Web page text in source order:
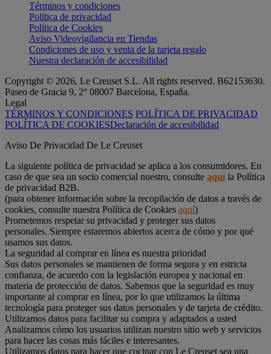
Términos y condiciones
Política de privacidad
Política de Cookies
Aviso Videovigilancia en Tiendas
Condiciones de uso y venta de la tarjeta regalo
Nuestra declaración de accesibilidad
Copyright © 2026, Le Creuset S.L. All rights reserved. B62153630.
Paseo de Gracia 9, 2° 08007 Barcelona, España.
Legal
TÉRMINOS Y CONDICIONES POLÍTICA DE PRIVACIDAD
POLÍTICA DE COOKIESDeclaración de accesibilidad
Aviso De Privacidad De Le Creuset
La siguiente política de privacidad se aplica a los consumidores. En
caso de que sea un socio comercial nuestro, consulte aquíla Política
de privacidad B2B.
(para obtener información sobre la recopilación de datos a través de
cookies, consulte nuestra Política de Cookies aquí)
Prometemos respetar su privacidad y proteger sus datos
personales. Siempre estaremos abiertos acerca de cómo y por qué
usamos sus datos.
La seguridad al comprar en línea es nuestra prioridad
Sus datos personales se mantienen de forma segura y en estricta
confianza, de acuerdo con la legislación europea y nacional en
materia de protección de datos. Sabemos que la seguridad es muy
importante al comprar en línea, por lo que utilizamos la última
tecnología para proteger sus datos personales y de tarjeta de crédito.
Utilizamos datos para facilitar su compra y adaptados a usted
Analizamos cómo los usuarios utilizan nuestro sitio web y servicios
para hacer las cosas más fáciles e interesantes.
Utilizamos datos para hacer que cocinar con Le Creuset sea una